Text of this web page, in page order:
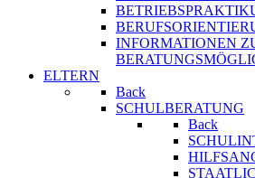
INFORMATIONEN
ELTERN
Back
SCHULBERATUNG
Back